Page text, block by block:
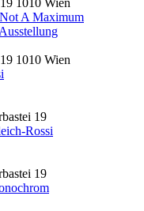
A Maximum
1010 Wien
19
Rossi
19